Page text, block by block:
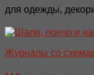
для одежды,
Журналы со